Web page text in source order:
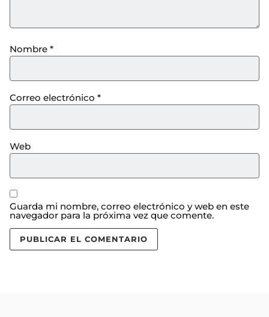
Nombre *
Correo electrónico *
Web
Guarda mi nombre, correo electrónico y web en este
navegador para la próxima vez que comente.